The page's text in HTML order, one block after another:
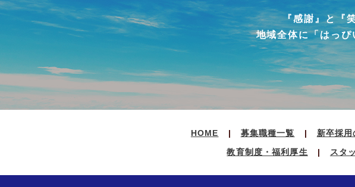
『感謝』と『
地域全体に「はっ
HOME 募集職種一覧 新卒採用
教育制度・福利厚生
スタ